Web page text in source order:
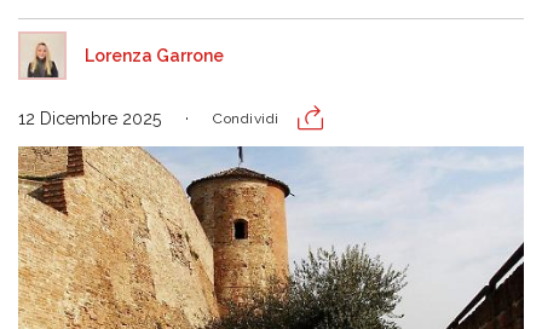
Lorenza Garrone
12 Dicembre 2025 Condividi